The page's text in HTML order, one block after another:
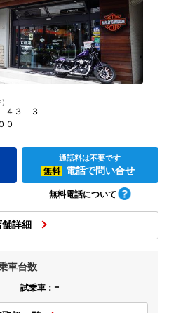
４３－３
０
通話料は不要です
無料 電話で問い合せ
無料電話について
舗詳細
車台数
試乗車： -